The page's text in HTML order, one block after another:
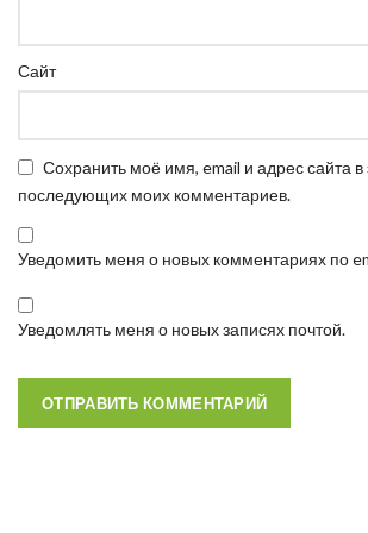
Сайт
Сохранить моё имя, email и адрес сайта
последующих моих комментариев.
Уведомить меня о новых комментариях по
Уведомлять меня о новых записях почтой.